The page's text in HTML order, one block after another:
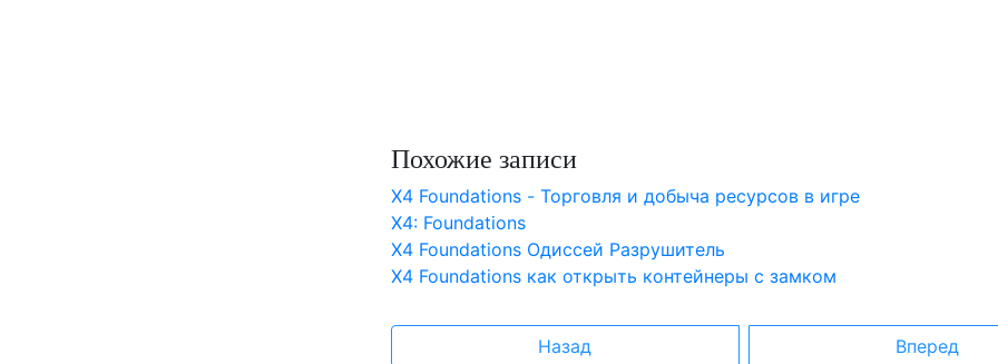
Похожие записи
X4 Foundations - Торговля и добыча ресурсов в игре
X4: Foundations
X4 Foundations Одиссей Разрушитель
X4 Foundations как открыть контейнеры с замком
Назад Вперед